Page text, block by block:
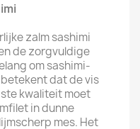
zalm sashimi
de zorgvuldige
om sashimi-
dat de vis
kwaliteit moet
in dunne
mes. Het